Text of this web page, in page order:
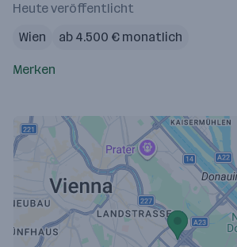
Heute veröffentlicht
Wien
ab 4.500 € monatlich
Merken